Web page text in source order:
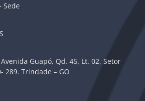
Sede
Guapó, Qd. 45, Lt. 02, Setor
289. Trindade – GO